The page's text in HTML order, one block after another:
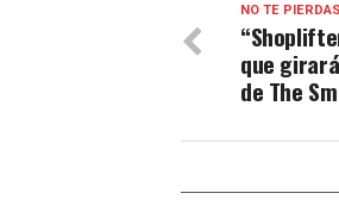
NO TE PIERDAS
que
de The